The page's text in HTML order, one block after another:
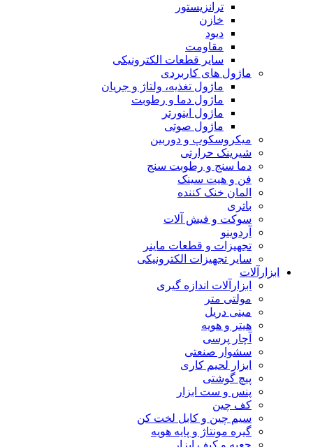
ترانزیستور
خازن
دیود
مقاومت
سایر قطعات الکترونیکی
ماژول های کاربردی
ماژول تغذیه، ولتاژ و جریان
ماژول دما و رطوبت
ماژول اینورتر
ماژول صوتی
میکروسکوپ و دوربین
شیرینک حرارتی
دما سنج و رطوبت سنج
فن و هیت سینک
المان خنک کننده
باتری
سوکت و فیش آلات
آردوینو
تجهیزات و قطعات ماینر
سایر تجهیزات الکترونیکی
ابزارآلات
ابزارآلات اندازه گیری
مولتی متر
مینی دریل
هیتر و هویه
آچار پرسی
سشوار صنعتی
ابزار لحیم کاری
پیچ گوشتی
پنس و ست ابزار
کف چین
سیم چین و کابل لخت کن
گیره مونتاژ و پایه هویه
جعبه و کیف ابزار